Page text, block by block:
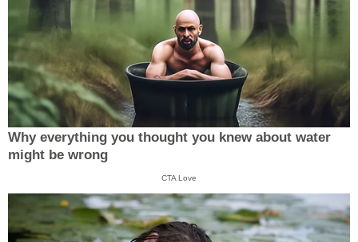
Why everything you thought you knew about water
might be wrong
CTA Love